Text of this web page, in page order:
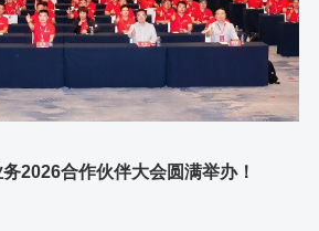
2026合作伙伴大会圆满举办！